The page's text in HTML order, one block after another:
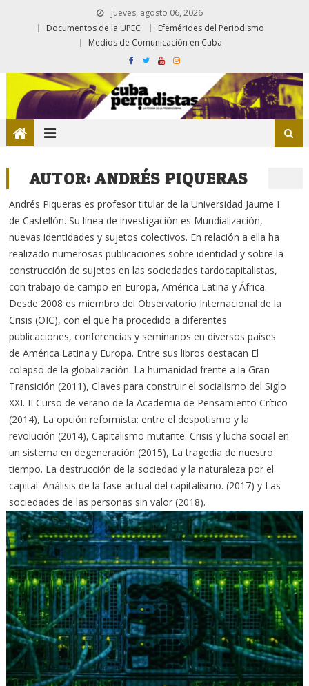
jueves, agosto 06, 2026
Documentos de la UPEC
Efemérides del Periodismo
Medios de Comunicación en Cuba
AUTOR:ANDRÉS PIQUERAS
Andrés Piqueras es profesor titular de la Universidad Jaume I
de Castellón. Su línea de investigación es Mundialización,
nuevas identidades y sujetos colectivos. En relación a ella ha
realizado numerosas publicaciones sobre identidad y sobre la
construcción de sujetos en las sociedades tardocapitalistas,
con trabajo de campo en Europa, América Latina y África.
Desde 2008 es miembro del Observatorio Internacional de la
Crisis (OIC), con el que ha procedido a diferentes
publicaciones, conferencias y seminarios en diversos países
de América Latina y Europa. Entre sus libros destacan El
colapso de la globalización. La humanidad frente a la Gran
Transición (2011), Claves para construir el socialismo del Siglo
XXI. II Curso de verano de la Academia de Pensamiento Crítico
(2014), La opción reformista: entre el despotismo y la
revolución (2014), Capitalismo mutante. Crisis y lucha social en
un sistema en degeneración (2015), La tragedia de nuestro
tiempo. La destrucción de la sociedad y la naturaleza por el
capital. Análisis de la fase actual del capitalismo. (2017) y Las
sociedades de las personas sin valor (2018).